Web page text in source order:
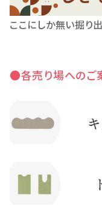
ここにしか無い掘り
●各売り場へのご